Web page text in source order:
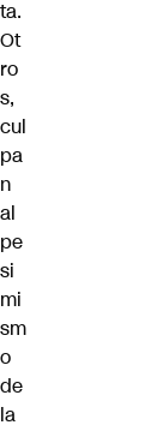
ta.
Ot
ro
s,
cul
pa
n
al
pe
si
mi
sm
o
de
la